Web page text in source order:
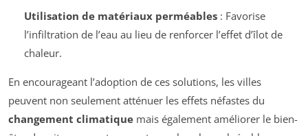
Utilisation de matériaux perméables: Favorise
l’infiltration de l’eau au lieu de renforcer l’effet d’îlot de
chaleur.
En encourageant l’adoption de ces solutions, les villes
peuvent non seulement atténuer les effets néfastes du
changement climatique mais également améliorer le bien-